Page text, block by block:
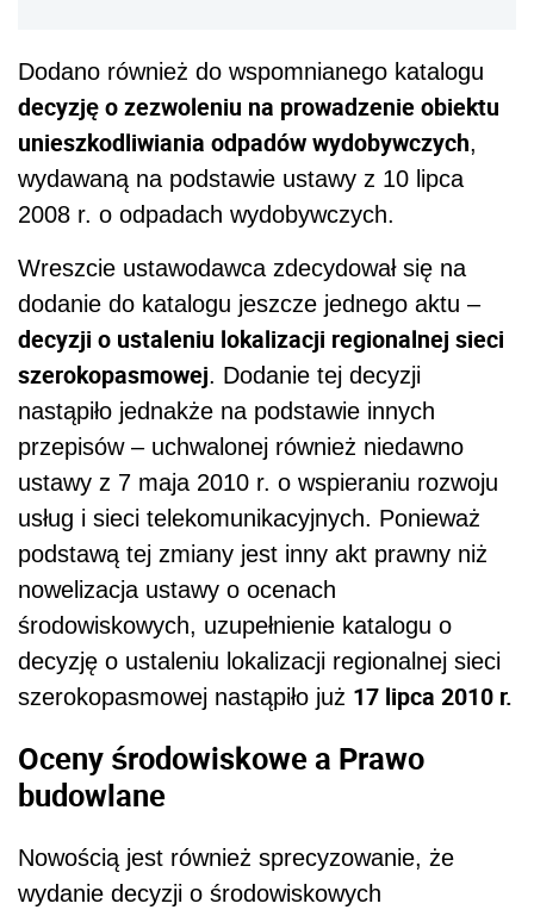
Dodano również do wspomnianego katalogu
decyzję o zezwoleniu na prowadzenie obiektu
unieszkodliwiania odpadów wydobywczych,
wydawaną na podstawie ustawy z 10 lipca
2008 r. o odpadach wydobywczych.
Wreszcie ustawodawca zdecydował się na
dodanie do katalogu jeszcze jednego aktu –
decyzji o ustaleniu lokalizacji regionalnej sieci
szerokopasmowej. Dodanie tej decyzji
nastąpiło jednakże na podstawie innych
przepisów – uchwalonej również niedawno
ustawy z 7 maja 2010 r. o wspieraniu rozwoju
usług i sieci telekomunikacyjnych. Ponieważ
podstawą tej zmiany jest inny akt prawny niż
nowelizacja ustawy o ocenach
środowiskowych, uzupełnienie katalogu o
decyzję o ustaleniu lokalizacji regionalnej sieci
szerokopasmowej nastąpiło już 17 lipca 2010 r.
Oceny środowiskowe a Prawo
budowlane
Nowością jest również sprecyzowanie, że
wydanie decyzji o środowiskowych